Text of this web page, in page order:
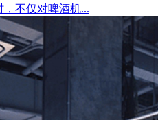
不仅对啤酒机...